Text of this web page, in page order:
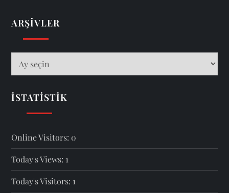
ARŞIVLER
İSTATISTIK
Online Visitors: 0
Today's Views: 1
Today's Visitors: 1